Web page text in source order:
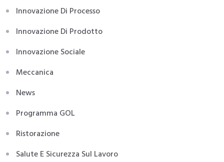
Innovazione Di Processo
Innovazione Di Prodotto
Innovazione Sociale
Meccanica
News
Programma GOL
Ristorazione
Salute E Sicurezza Sul Lavoro